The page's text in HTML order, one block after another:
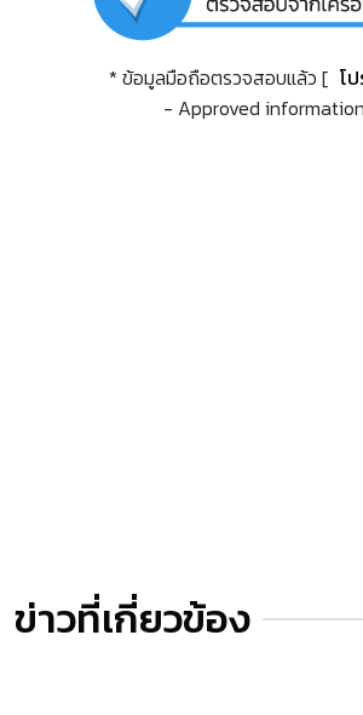
* ข้อมูลมือถือตรวจสอบแล้ว [ โ
- Approved
ข่าวที่เกี่ยวข้อง